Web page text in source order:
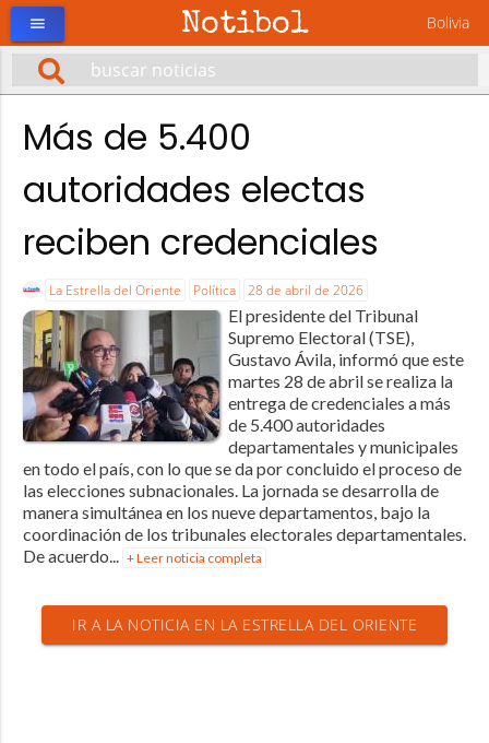
Notibol Bolivia
menu
Más de 5.400
autoridades electas
reciben credenciales
La Estrella del Oriente Política 28 de abril de 2026
El presidente del Tribunal
Supremo Electoral (TSE),
Gustavo Ávila, informó que este
martes 28 de abril se realiza la
entrega de credenciales a más
de 5.400 autoridades
departamentales y municipales
en todo el país, con lo que se da por concluido el proceso de
las elecciones subnacionales. La jornada se desarrolla de
manera simultánea en los nueve departamentos, bajo la
coordinación de los tribunales electorales departamentales.
De acuerdo... + Leer noticia completa
IR A LA NOTICIA EN LA ESTRELLA DEL ORIENTE